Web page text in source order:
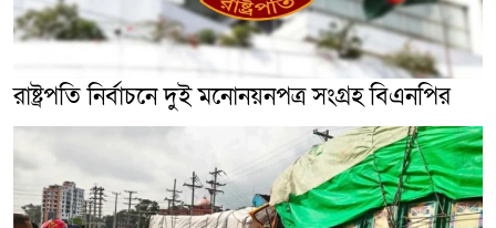
রাষ্ট্রপতি নির্বাচনে দুই মনোনয়নপত্র সংগ্রহ বিএনপির